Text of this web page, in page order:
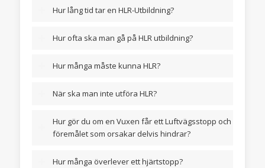
Hur lång tid tar en HLR-Utbildning?
Hur ofta ska man gå på HLR utbildning?
Hur många måste kunna HLR?
När ska man inte utföra HLR?
Hur gör du om en Vuxen får ett Luftvägsstopp och
föremålet som orsakar delvis hindrar?
Hur många överlever ett hjärtstopp?